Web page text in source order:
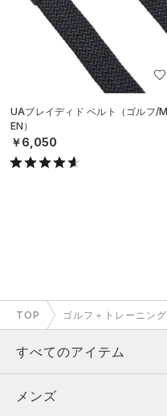
UAブレイディド ベルト（ゴルフ/M
EN）
￥6,050
TOP ゴルフ＋トレーニン
すべてのアイテム
メンズ
メンズ